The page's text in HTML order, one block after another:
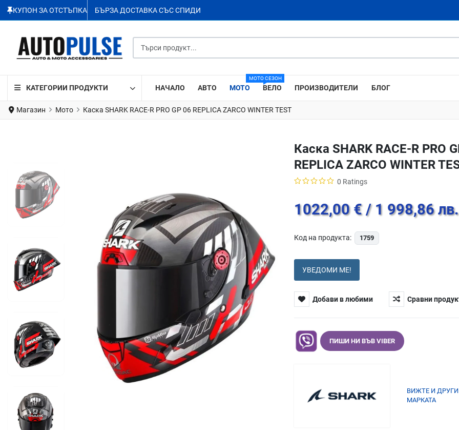
КУПОН ЗА ОТСТЪПКА БЪРЗА ДОСТАВКА СЪС СПИДИ
КАТЕГОРИИ ПРОДУКТИ НАЧАЛО АВТО МОТО
МОТО СЕЗОН
ВЕЛО ПРОИЗВОДИТЕЛИ БЛОГ
Магазин Мото Каска SHARK RACE-R PRO GP 06 REPLICA ZARCO WINTER TEST
Каска SHARK RACE-R PRO
REPLICA ZARCO WINTER
0 Ratings
1022,00 € / 1 998,86 лв.
Код на продукта: 1759
УВЕДОМИ МЕ!
Добави в любими Сравни
ПИШИ НИ ВЪВ VIBER
ВИЖТЕ И
МАРКАТА